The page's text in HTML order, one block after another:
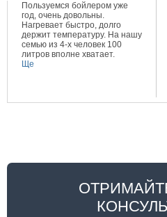
Пользуемся бойлером уже
год, очень довольны.
Нагревает быстро, долго
держит температуру. На нашу
семью из 4-х человек 100
литров вполне хватает.
Ще